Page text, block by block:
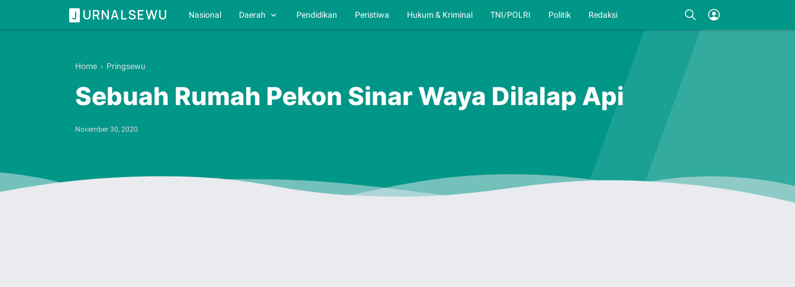
J URNALSEWU Nasional Daerah Pendidikan Peristiwa Hukum & Kriminal TNI/POLRI Politik Redaksi
Home › Pringsewu
Sebuah Rumah Pekon Sinar Waya Dilalap Api
November 30, 2020